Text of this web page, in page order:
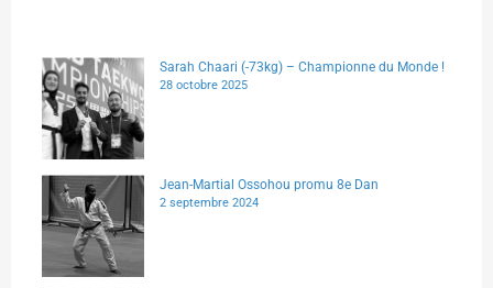
Sarah Chaari (-73kg) – Championne du Monde !
28 octobre 2025
Jean-Martial Ossohou promu 8e Dan
2 septembre 2024